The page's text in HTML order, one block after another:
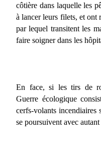
côtière dans laquelle les
à lancer leurs filets, et ont
par lequel transitent les
faire soigner dans les
En face, si les tirs de
Guerre écologique
cerfs-volants incendiaires
se poursuivent avec